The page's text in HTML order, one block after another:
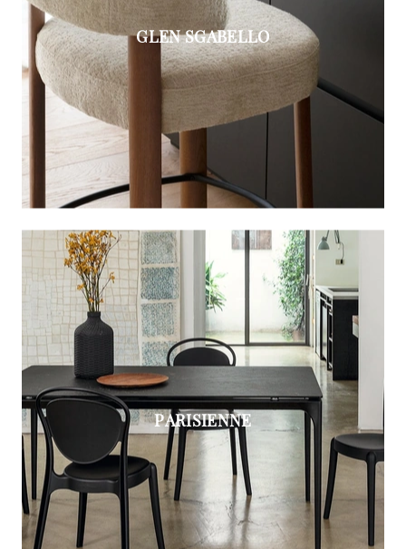
GLEN SGABELLO
PARISIENNE